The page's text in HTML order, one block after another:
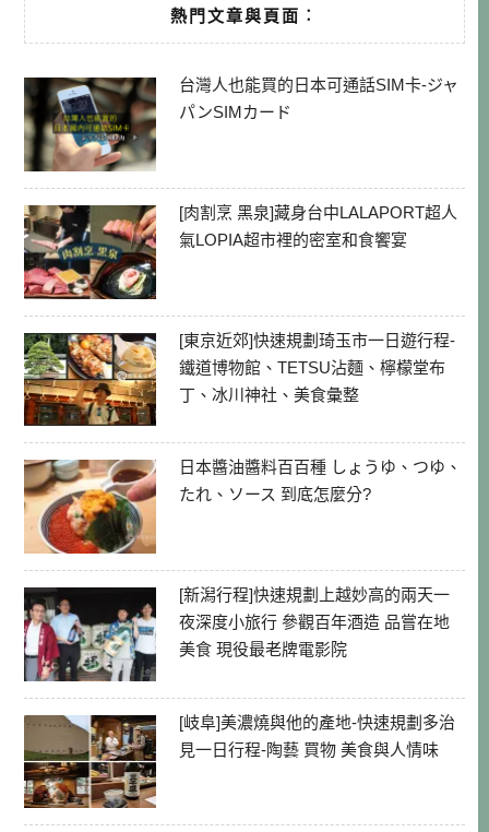
熱門文章與頁面︰
台灣人也能買的日本可通話SIM卡-ジャ
パンSIMカード
[肉割烹 黑泉]藏身台中LALAPORT超人
氣LOPIA超市裡的密室和食饗宴
[東京近郊]快速規劃琦玉市一日遊行程-
鐵道博物館、TETSU沾麵、檸檬堂布
丁、冰川神社、美食彙整
日本醬油醬料百百種 しょうゆ、つゆ、
たれ、ソース 到底怎麼分?
[新潟行程]快速規劃上越妙高的兩天一
夜深度小旅行 參觀百年酒造 品嘗在地
美食 現役最老牌電影院
[岐阜]美濃燒與他的產地-快速規劃多治
見一日行程-陶藝 買物 美食與人情味